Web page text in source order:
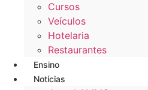
Cursos
Veículos
Hotelaria
Restaurantes
Ensino
Notícias